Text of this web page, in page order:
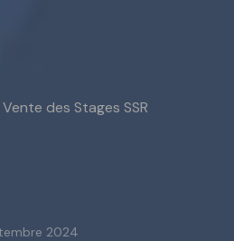
des Stages SSR
2024